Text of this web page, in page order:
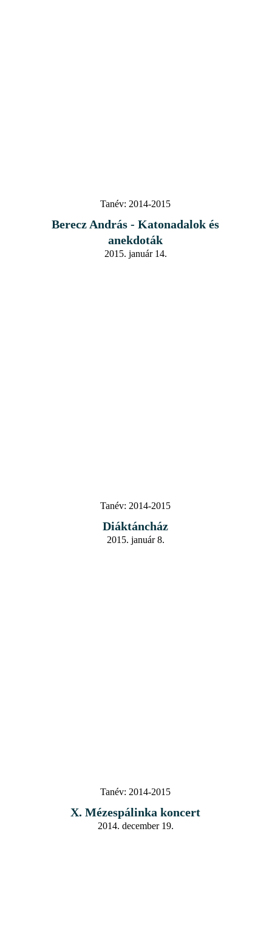
Tanév: 2014-2015
Berecz András - Katonadalok és
anekdoták
2015. január 14.
Tanév: 2014-2015
Diáktáncház
2015. január 8.
Tanév: 2014-2015
X. Mézespálinka koncert
2014. december 19.